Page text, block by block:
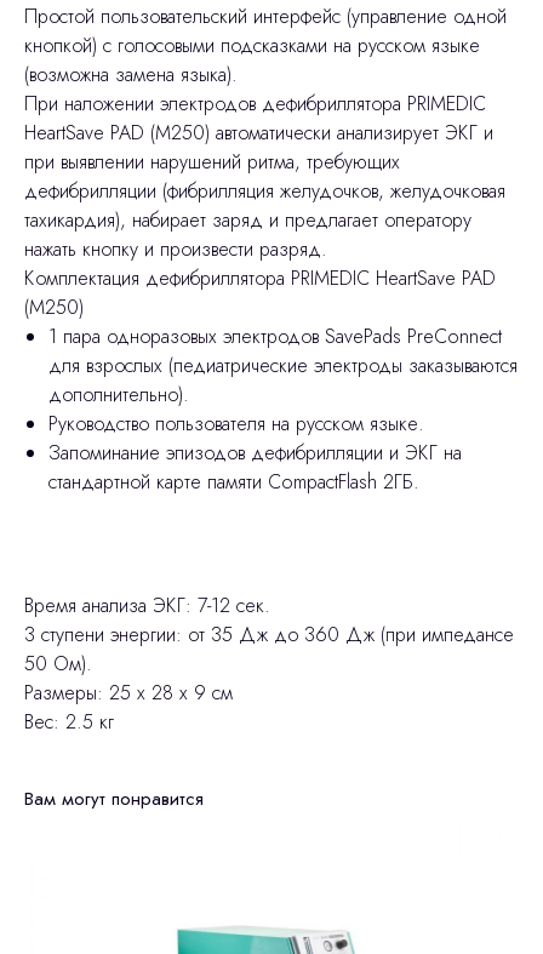
Простой пользовательский интерфейс (управление одной
кнопкой) с голосовыми подсказками на русском языке
(возможна замена языка).
При наложении электродов дефибриллятора PRIMEDIC
HeartSave PAD (M250) автоматически анализирует ЭКГ и
при выявлении нарушений ритма, требующих
дефибрилляции (фибрилляция желудочков, желудочковая
тахикардия), набирает заряд и предлагает оператору
нажать кнопку и произвести разряд.
Комплектация дефибриллятора PRIMEDIC HeartSave PAD
(M250)
1 пара одноразовых электродов SavePads PreConnect
для взрослых (педиатрические электроды заказываются
дополнительно).
Руководство пользователя на русском языке.
Запоминание эпизодов дефибрилляции и ЭКГ на
стандартной карте памяти CompactFlash 2ГБ.
Время анализа ЭКГ: 7-12 сек.
3 ступени энергии: от 35 Дж до 360 Дж (при импедансе
50 Ом).
Размеры: 25 х 28 х 9 см
Вес: 2.5 кг
Вам могут понравится